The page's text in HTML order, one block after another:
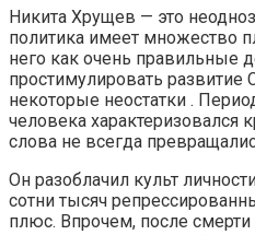
Никита Хрущев — это
политика имеет множество
него как очень правильные
простимулировать развитие
некоторые неостатки .
человека характеризовался
слова не всегда
Он разоблачил культ
сотни тысяч
плюс. Впрочем, после